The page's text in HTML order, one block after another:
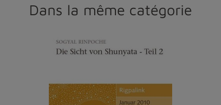
Dans la même catégorie